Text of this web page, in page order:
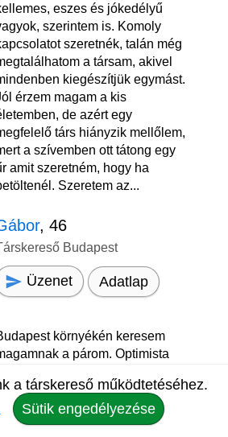
eszes és jókedélyű
szerintem is. Komoly
szeretnék, talán még
a társam, akivel
kiegészítjük egymást.
érzem magam a kis
de azért egy
társ hiányzik mellőlem,
a szívemben ott tátong egy
amit szeretném, hogy ha
Szeretem az...
, 46
Budapest
Üzenet Adatlap
környékén keresem
a párom. Optimista
jó oldalát nézni és a
koncentrálni.
Kedves, megértő páromat
a társkereső működtetéséhez.
Sütik engedélyezése